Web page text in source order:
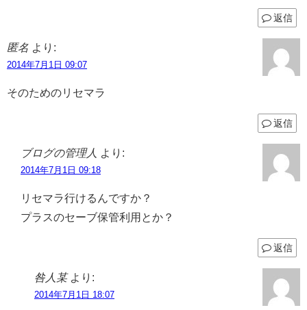
返信
匿名 より:
2014年7月1日 09:07
そのためのリセマラ
返信
ブログの管理人 より:
2014年7月1日 09:18
リセマラ行けるんですか？
プラスのセーブ保管利用とか？
返信
咎人某 より:
2014年7月1日 18:07